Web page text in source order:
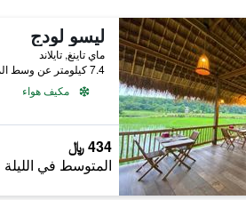
ليسو لودج
ماي تاينغ, تايلاند
7.4 كيلومتر عن وسط المدينة
مكيف هواء
434 ﷼
المتوسط في الليلة